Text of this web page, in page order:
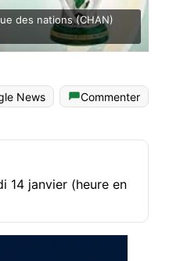
des nations (CHAN)
News
Commenter
14 janvier (heure en